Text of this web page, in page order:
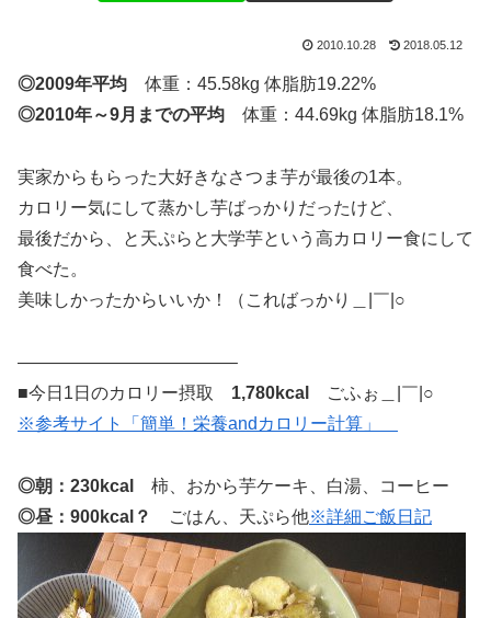
2010.10.28 2018.05.12
◎2009年平均 体重：45.58kg 体脂肪19.22%
◎2010年～9月までの平均 体重：44.69kg 体脂肪18.1%
実家からもらった大好きなさつま芋が最後の1本。
カロリー気にして蒸かし芋ばっかりだったけど、
最後だから、と天ぷらと大学芋という高カロリー食にして
食べた。
美味しかったからいいか！（こればっかり＿|￣|○
————————————–
■今日1日のカロリー摂取 1,780kcal
ごふぉ＿|￣|○
※参考サイト「簡単！栄養andカロリー計算」
◎朝：230kcal
柿、おから芋ケーキ、白湯、コーヒー
◎昼：900kcal？
ごはん、天ぷら他※詳細ご飯日記